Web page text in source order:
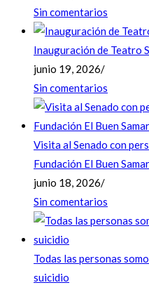
Sin comentarios
Inauguración de Teatro
junio 19, 2026/
Sin comentarios
Visita al Senado con
Fundación El Buen
junio 18, 2026/
Sin comentarios
Todas las personas
suicidio